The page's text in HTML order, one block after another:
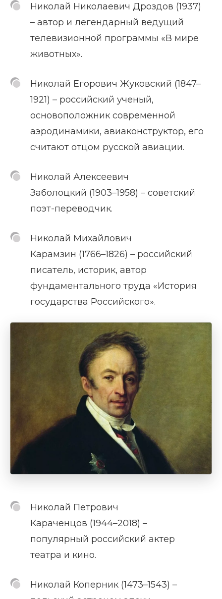
Николай Николаевич Дроздов (1937)
– автор и легендарный ведущий
телевизионной программы «В мире
животных».
Николай Егорович Жуковский (1847–
1921) – российский ученый,
основоположник современной
аэродинамики, авиаконструктор, его
считают отцом русской авиации.
Николай Алексеевич
Заболоцкий (1903–1958) – советский
поэт-переводчик.
Николай Михайлович
Карамзин (1766–1826) – российский
писатель, историк, автор
фундаментального труда «История
государства Российского».
Николай Петрович
Караченцов (1944–2018) –
популярный российский актер
театра и кино.
Николай Коперник (1473–1543) –